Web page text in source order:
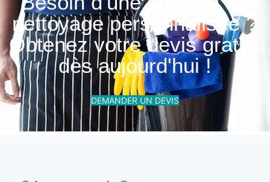
nettoyage personnalisée ?
Obtenez votre devis gratuit
dès aujourd'hui !
DEMANDER UN DEVIS